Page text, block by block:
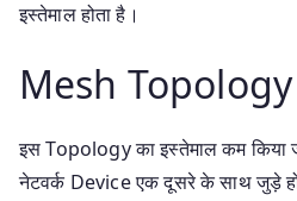
इस्तेमाल होता है।
Mesh Topology
इस Topology का इस्तेमाल कम किया
नेटवर्क Device एक दूसरे के साथ जुड़े